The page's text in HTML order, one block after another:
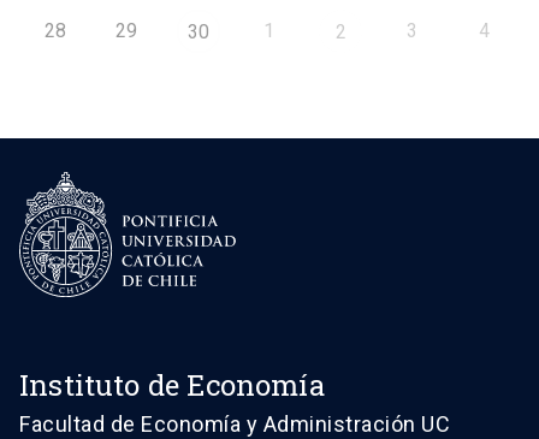
28 29 30 1 2 3 4
Instituto de Economía
Facultad de Economía y Administración UC